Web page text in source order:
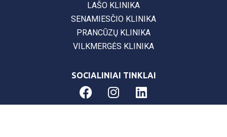
LAŠO KLINIKA
SENAMIESČIO KLINIKA
PRANCŪZŲ KLINIKA
VILKMERGĖS KLINIKA
SOCIALINIAI TINKLAI